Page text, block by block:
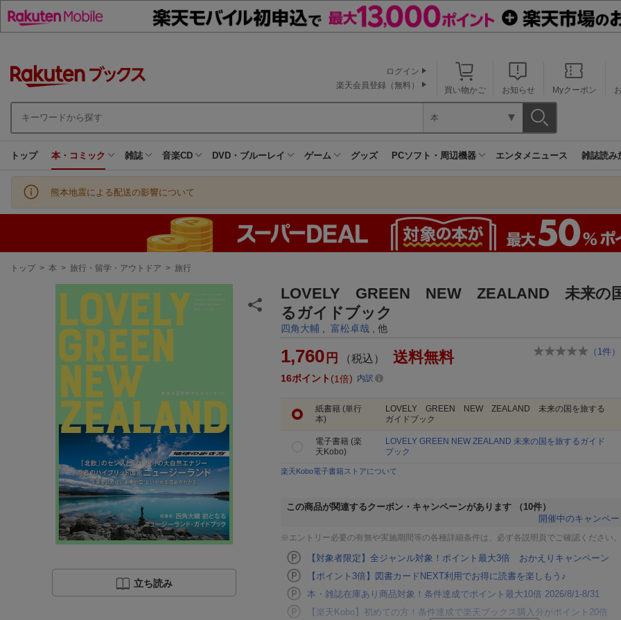
買い物かご お知らせ Myクーポン
ログイン
楽天会員登録（無料）
本
トップ 本・コミック 雑誌 音楽CD DVD・ブルーレイ ゲーム グッズ PCソフト・周辺機器 エンタメニュース 雑誌読み
熊本地震による配送の影響について
現
トップ > 本 > 旅行・留学・アウトドア > 旅行
立ち読み
LOVELY GREEN NEW ZEALAND 未来の
るガイドブック
四角大輔 富松卓哉 , 他
（ 1件）
1,760 円 （税込） 送料無料
16ポイント 1倍 内訳
紙書籍 (単行
本)
LOVELY GREEN NEW ZEALAND 未来の国を旅する
ガイドブック
電子書籍 (楽
天Kobo)
LOVELY GREEN NEW ZEALAND 未来の国を旅するガイド
ブック
楽天Kobo電子書籍ストアについて
この商品が関連するクーポン・キャンペーンがあります
（10件）
開催中のキャンペ
※エントリー必要の有無や実施期間等の各種詳細条件は、必ず各説明頁でご確認ください。
【対象者限定】全ジャンル対象！ポイント最大3倍 おかえりキャンペーン
【ポイント3倍】図書カードNEXT利用でお得に読書を楽しもう♪
本・雑誌在庫あり商品対象！条件達成でポイント最大10倍 2026/8/1-8/31
【楽天Kobo】初めての方！条件達成で楽天ブックス購入分がポイント20倍